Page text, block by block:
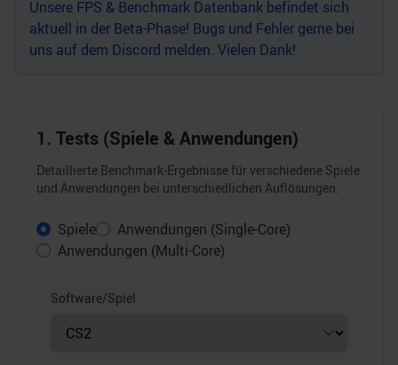
Unsere FPS & Benchmark Datenbank befindet sich
aktuell in der Beta-Phase! Bugs und Fehler gerne bei
uns auf dem Discord melden. Vielen Dank!
1. Tests (Spiele & Anwendungen)
Detaillierte Benchmark-Ergebnisse für verschiedene Spiele
und Anwendungen bei unterschiedlichen Auflösungen.
Spiele
Anwendungen (Single-Core)
Anwendungen (Multi-Core)
Software/Spiel